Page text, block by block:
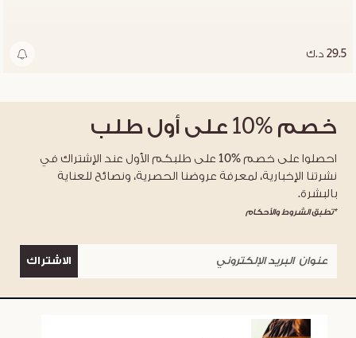
29.5 د.ك
خصم %10 على أول طلب
احصلوا على خصم %10 على طلبكم الأول عند الإشتراك في
نشرتنا الإخبارية، لمعرفة عروضنا الحصرية، ونصائح للعناية
بالبشرة.
*تطبق الشروط والأحكام
الاشتراك